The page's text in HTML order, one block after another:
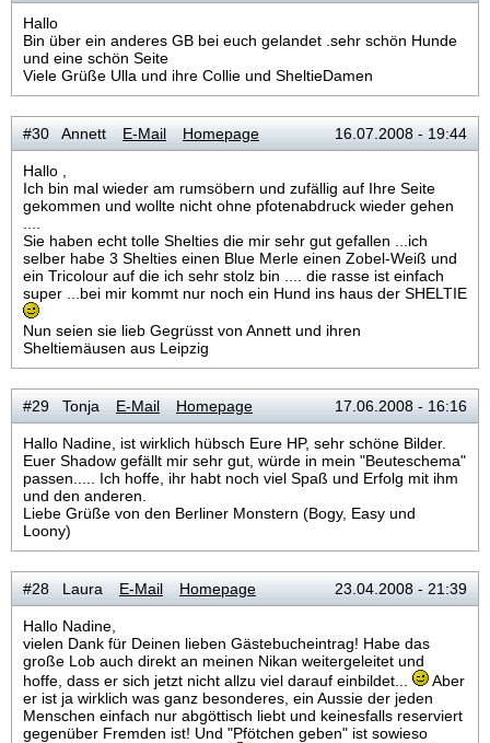
Hallo
Bin über ein anderes GB bei euch gelandet .sehr schön Hunde
und eine schön Seite
Viele Grüße Ulla und ihre Collie und SheltieDamen
#30 Annett E-Mail Homepage 16.07.2008 - 19:44
Hallo ,
Ich bin mal wieder am rumsöbern und zufällig auf Ihre Seite
gekommen und wollte nicht ohne pfotenabdruck wieder gehen
Sie haben echt tolle Shelties die mir sehr gut gefallen ...ich
selber habe 3 Shelties einen Blue Merle einen Zobel-Weiß und
ein Tricolour auf die ich sehr stolz bin .... die rasse ist einfach
super ...bei mir kommt nur noch ein Hund ins haus der SHELTIE
Nun seien sie lieb Gegrüsst von Annett und ihren
Sheltiemäusen aus Leipzig
#29 Tonja E-Mail Homepage 17.06.2008 - 16:16
Hallo Nadine, ist wirklich hübsch Eure HP, sehr schöne Bilder.
Euer Shadow gefällt mir sehr gut, würde in mein "Beuteschema"
passen..... Ich hoffe, ihr habt noch viel Spaß und Erfolg mit ihm
und den anderen.
Liebe Grüße von den Berliner Monstern (Bogy, Easy und
Loony)
#28 Laura E-Mail Homepage 23.04.2008 - 21:39
Hallo Nadine,
vielen Dank für Deinen lieben Gästebucheintrag! Habe das
große Lob auch direkt an meinen Nikan weitergeleitet und
hoffe, dass er sich jetzt nicht allzu viel darauf einbildet...
Aber
er ist ja wirklich was ganz besonderes, ein Aussie der jeden
Menschen einfach nur abgöttisch liebt und keinesfalls reserviert
gegenüber Fremden ist! Und "Pfötchen geben" ist sowieso